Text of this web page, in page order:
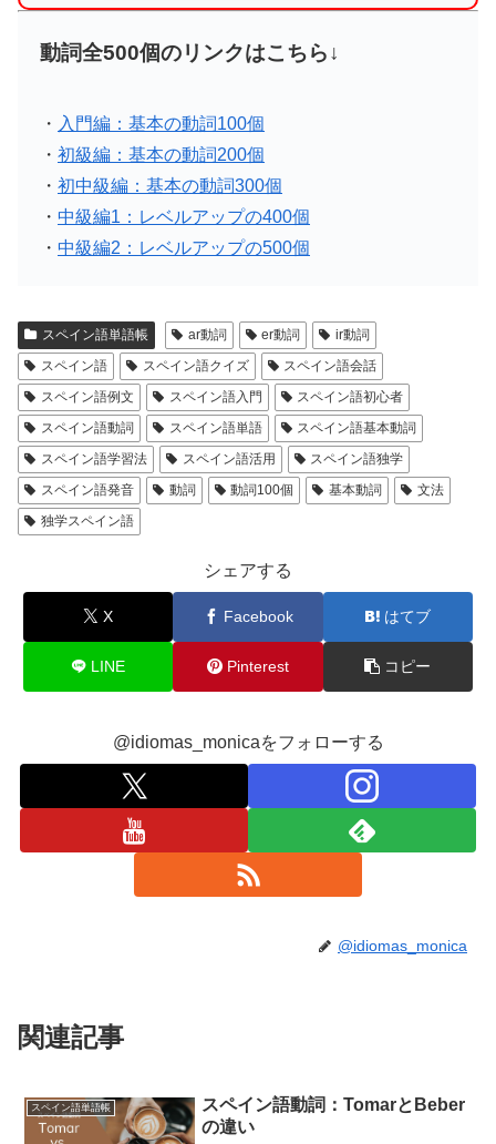
動詞全500個のリンクはこちら↓
・ 入門編：基本の動詞100個
・ 初級編：基本の動詞200個
・ 初中級編：基本の動詞300個
・ 中級編1：レベルアップの400個
・ 中級編2：レベルアップの500個
スペイン語単語帳 ar動詞 er動詞
ir動詞
スペイン語
スペイン語クイズ
スペイン語会話
スペイン語例文
スペイン語入門
スペイン語初心者
スペイン語動詞
スペイン語単語
スペイン語基本動詞
スペイン語学習法
スペイン語活用
スペイン語独学
スペイン語発音
動詞 動詞100個 基本動詞
文法
独学スペイン語
シェアする
X Facebook はてブ
LINE Pinterest コピー
@idiomas_monicaをフォローする
@idiomas_monica
関連記事
スペイン語単語帳
スペイン語動詞：TomarとBeber
の違い